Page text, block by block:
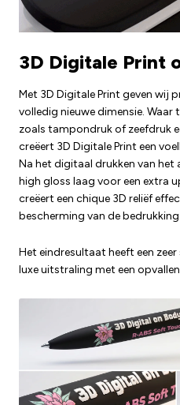
3D Digitale Print
Met 3D Digitale Print geven wij
volledig nieuwe dimensie.
zoals tampondruk of zeefdruk
creëert 3D Digitale Print een
Na het digitaal drukken van
high gloss laag voor een extra
creëert een chique 3D reliëf
bescherming van de bedrukking.
Het eindresultaat heeft een
luxe uitstraling met een